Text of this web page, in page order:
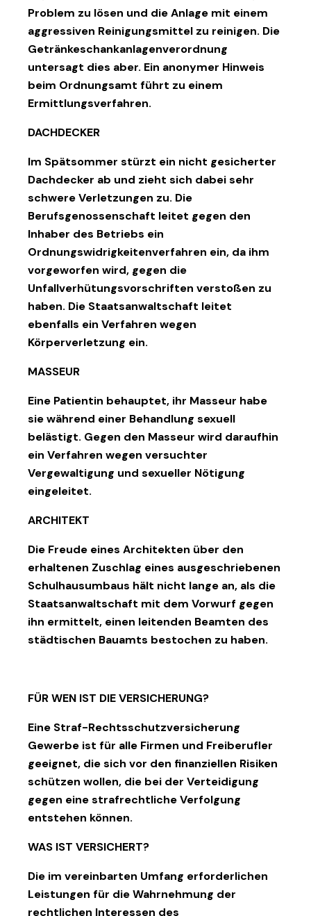
Problem zu lösen und die Anlage mit einem
aggressiven Reinigungsmittel zu reinigen. Die
Getränkeschankanlagenverordnung
untersagt dies aber. Ein anonymer Hinweis
beim Ordnungsamt führt zu einem
Ermittlungsverfahren.
DACHDECKER
Im Spätsommer stürzt ein nicht gesicherter
Dachdecker ab und zieht sich dabei sehr
schwere Verletzungen zu. Die
Berufsgenossenschaft leitet gegen den
Inhaber des Betriebs ein
Ordnungswidrigkeitenverfahren ein, da ihm
vorgeworfen wird, gegen die
Unfallverhütungsvorschriften verstoßen zu
haben. Die Staatsanwaltschaft leitet
ebenfalls ein Verfahren wegen
Körperverletzung ein.
MASSEUR
Eine Patientin behauptet, ihr Masseur habe
sie während einer Behandlung sexuell
belästigt. Gegen den Masseur wird daraufhin
ein Verfahren wegen versuchter
Vergewaltigung und sexueller Nötigung
eingeleitet.
ARCHITEKT
Die Freude eines Architekten über den
erhaltenen Zuschlag eines ausgeschriebenen
Schulhausumbaus hält nicht lange an, als die
Staatsanwaltschaft mit dem Vorwurf gegen
ihn ermittelt, einen leitenden Beamten des
städtischen Bauamts bestochen zu haben.
FÜR WEN IST DIE VERSICHERUNG?
Eine Straf-Rechtsschutzversicherung
Gewerbe ist für alle Firmen und Freiberufler
geeignet, die sich vor den finanziellen Risiken
schützen wollen, die bei der Verteidigung
gegen eine strafrechtliche Verfolgung
entstehen können.
WAS IST VERSICHERT?
Die im vereinbarten Umfang erforderlichen
Leistungen für die Wahrnehmung der
rechtlichen Interessen des